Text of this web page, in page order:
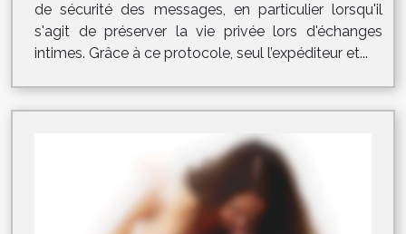
de sécurité des messages, en particulier lorsqu'il
s'agit de préserver la vie privée lors d'échanges
intimes. Grâce à ce protocole, seul l’expéditeur et...